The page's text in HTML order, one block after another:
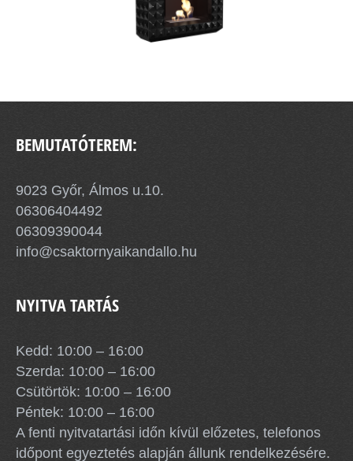
BEMUTATÓTEREM:
9023 Győr, Álmos u.10.
06306404492
06309390044
info@csaktornyaikandallo.hu
NYITVA TARTÁS
Kedd: 10:00 – 16:00
Szerda: 10:00 – 16:00
Csütörtök: 10:00 – 16:00
Péntek: 10:00 – 16:00
A fenti nyitvatartási időn kívül előzetes, telefonos
időpont egyeztetés alapján állunk rendelkezésére.